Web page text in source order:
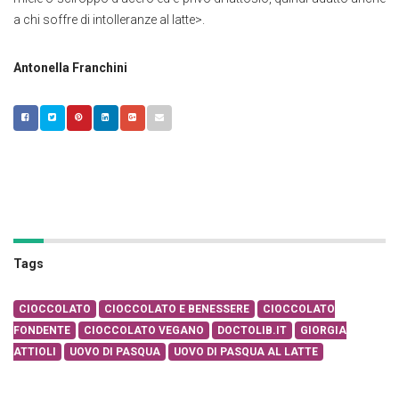
a chi soffre di intolleranze al latte>.
Antonella Franchini
Tags
CIOCCOLATO CIOCCOLATO E BENESSERE
CIOCCOLATO
FONDENTE
CIOCCOLATO VEGANO DOCTOLIB.IT
GIORGIA
ATTIOLI
UOVO DI PASQUA UOVO DI PASQUA AL LATTE